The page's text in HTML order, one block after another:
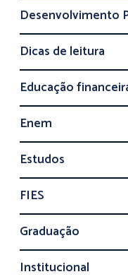
Desenvolvimento
Dicas de leitura
Educação
Enem
Estudos
FIES
Graduação
Institucional